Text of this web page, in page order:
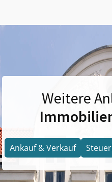
Weitere
Ankauf & Verkauf